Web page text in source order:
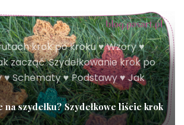
krok po kroku ♥ Wzory ♥
zacząć,Szydełkowanie krok po
♥ Schematy ♥ Podstawy ♥ Jak
na szydełku? Szydełkowe liście krok